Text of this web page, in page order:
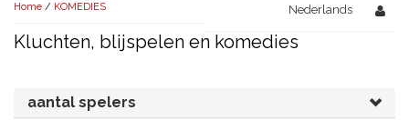
KORT (-30')
UITGELICHT!
AVONDVULLEND (+75')
KORT (-30')
OVERIG (30'-75')
AVONDVULLEND (+75')
KORT (-30')
SPEKTAKELSTUKKEN
Home / KOMEDIES Nederlands
Kluchten, blijspelen en komedies
aantal spelers